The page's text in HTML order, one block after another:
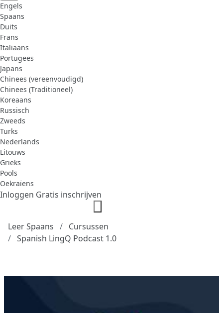
Engels
Spaans
Duits
Frans
Italiaans
Portugees
Japans
Chinees (vereenvoudigd)
Chinees (Traditioneel)
Koreaans
Russisch
Zweeds
Turks
Nederlands
Litouws
Grieks
Pools
Oekraïens
Inloggen Gratis inschrijven
Leer Spaans
Cursussen
Spanish LingQ Podcast 1.0